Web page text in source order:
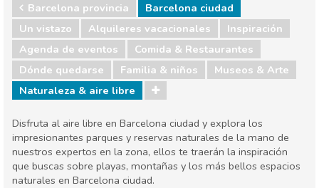
Barcelona provincia
Barcelona ciudad
Un vistazo
Alquileres vacacionales
Inspiración
Agenda de eventos
Comida & Restaurantes
Dónde quedarse
Familia & niños
Museos & Arte
Naturaleza & aire libre
Disfruta al aire libre en Barcelona ciudad y explora los
impresionantes parques y reservas naturales de la mano de
nuestros expertos en la zona, ellos te traerán la inspiración
que buscas sobre playas, montañas y los más bellos espacios
naturales en Barcelona ciudad.